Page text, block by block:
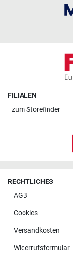
FILIALEN
zumStorefinder
RECHTLICHES
AGB
Cookies
Versandkosten
Widerrufsformular